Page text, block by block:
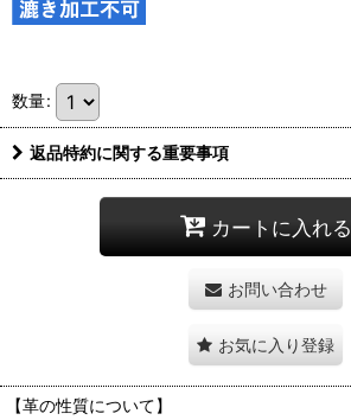
数量:
返品特約に関する重要事項
カートに入れる
お問い合わせ
お気に入り登録
【革の性質について】